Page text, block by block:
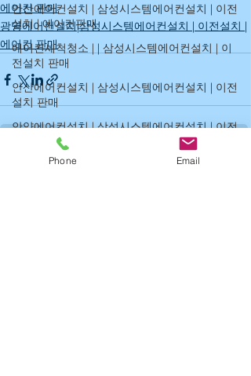
안산에어컨설치 | 삼성시스템에어컨설치 | 이전
설치 | 에어컨판매
에어컨세척청소 | | 삼성시스템에어컨설치 | 이
전설치 판매
안산에어컨설치 | 삼성시스템에어컨설치 | 이전
설치 판매
안양에어컨설치 | 삼성시스템에어컨설치 | 이전
설치 판매
수원에어컨설치 | 삼성시스템에어컨설치 | 이전
에어컨 판매
광명에어컨설치|삼성시스템에어컨설치 | 이전설치 |
에어컨 판매
최근 게시물
Phone Email